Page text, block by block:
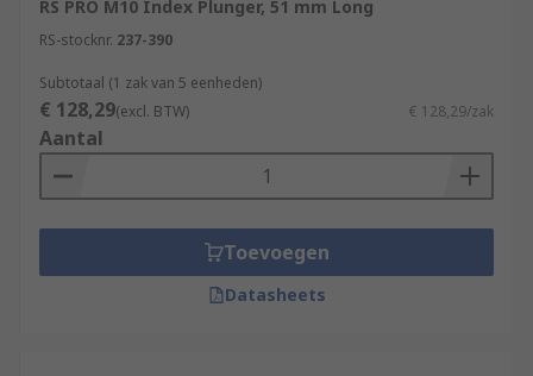
Polyamide
RS PRO M10 Index Plunger, 51 mm Long
RS-stocknr. 237-390
Subtotaal (1 zak van 5 eenheden)
€ 128,29(excl. BTW) € 128,29/zak
Aantal
Toevoegen
Datasheets